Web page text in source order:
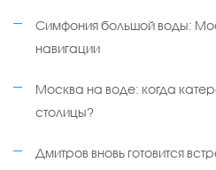
Симфония большой воды:
навигации
Москва на воде: когда
столицы?
Дмитров вновь готовится